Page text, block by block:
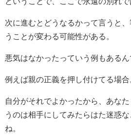
次に進むとどうなるかって言うと
うことが変わる可能性がある。
悪気はなかったっていう例もあるん
例えば親の正義を押し付けてる場合
自分がそれでよかったから、あな
うのは相手にしてみたらはた迷惑
ね。